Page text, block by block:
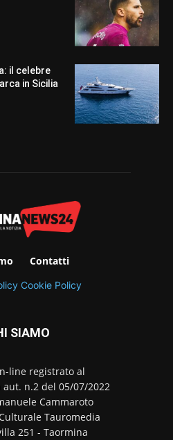
il celebre
in Sicilia
Contatti
Cookie Policy
SIAMO
line registrato al
n.2 del 05/07/2022
Cammaroto
Tauromedia
251 - Taormina